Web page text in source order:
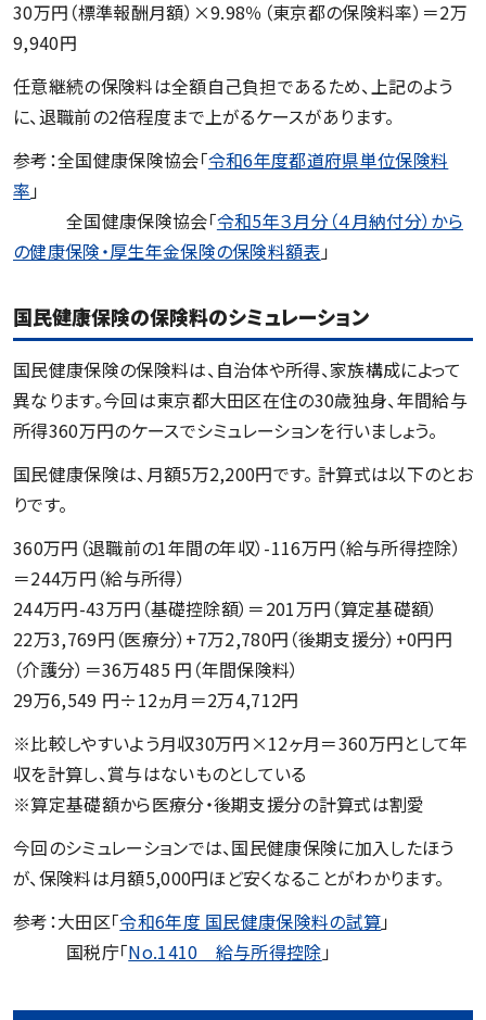
30万円（標準報酬月額）×9.98％（東京都の保険料率）＝2万
9,940円
任意継続の保険料は全額自己負担であるため、上記のよう
に、退職前の2倍程度まで上がるケースがあります。
参考：全国健康保険協会「令和6年度都道府県単位保険料
率」
全国健康保険協会「令和5年３月分（４月納付分）から
の健康保険・厚生年金保険の保険料額表」
国民健康保険の保険料のシミュレーション
国民健康保険の保険料は、自治体や所得、家族構成によって
異なります。今回は東京都大田区在住の30歳独身、年間給与
所得360万円のケースでシミュレーションを行いましょう。
国民健康保険は、月額5万2,200円です。 計算式は以下のとお
りです。
360万円（退職前の1年間の年収）-116万円（給与所得控除）
＝244万円（給与所得）
244万円-43万円（基礎控除額）＝201万円（算定基礎額）
22万3,769円（医療分）+7万2,780円（後期支援分）+0円円
（介護分）＝36万485 円（年間保険料）
29万6,549 円÷12ヵ月＝2万4,712円
※比較しやすいよう月収30万円×12ヶ月＝360万円として年
収を計算し、賞与はないものとしている
※算定基礎額から医療分・後期支援分の計算式は割愛
今回のシミュレーションでは、国民健康保険に加入したほう
が、保険料は月額5,000円ほど安くなることがわかります。
参考：大田区「令和6年度 国民健康保険料の試算」
国税庁「No.1410 給与所得控除」